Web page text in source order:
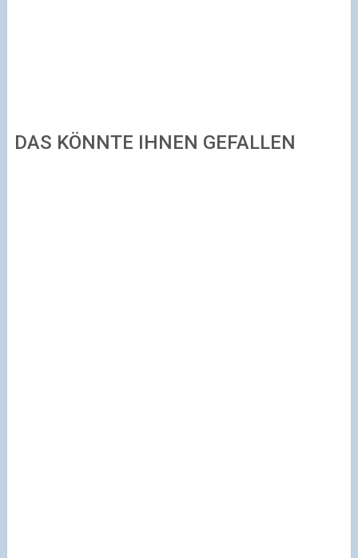
DAS KÖNNTE IHNEN GEFALLEN